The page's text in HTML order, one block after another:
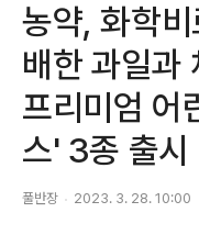
농약, 화학
배한 과일과
프리미엄 어
스' 3종 출시
풀반장 2023. 3. 28. 10:00